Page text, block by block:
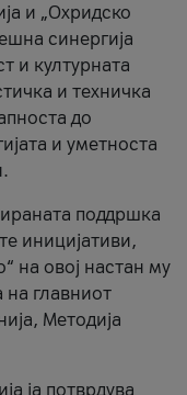
и „Охридско
синергија
и културната
и техничка
до
и уметноста
поддршка
иницијативи,
на овој настан му
главниот
Методија
ја потврдува